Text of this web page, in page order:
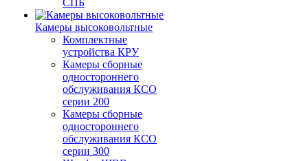
СПБ
Камеры высоковольтные
Комплектные
устройства КРУ
Камеры сборные
одностороннего
обслуживания КСО
серии 200
Камеры сборные
одностороннего
обслуживания КСО
серии 300